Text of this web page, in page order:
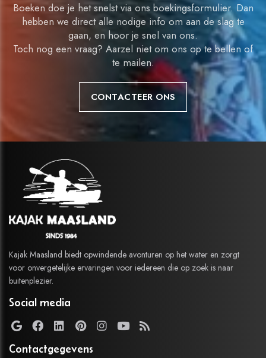
Boeken doe je het snelst via ons boekingsformulier. Dan
hebben we direct alle nodige info om aan de slag te
gaan, en hoor je snel van ons.
Toch nog een vraag? Aarzel niet om ons op te bellen of
te mailen.
CONTACTEER ONS
Kajak Maasland biedt opwindende avonturen op het water en zorgt
voor onvergetelijke ervaringen voor iedereen die op zoek is naar
buitenplezier.
Social media
Contactgegevens